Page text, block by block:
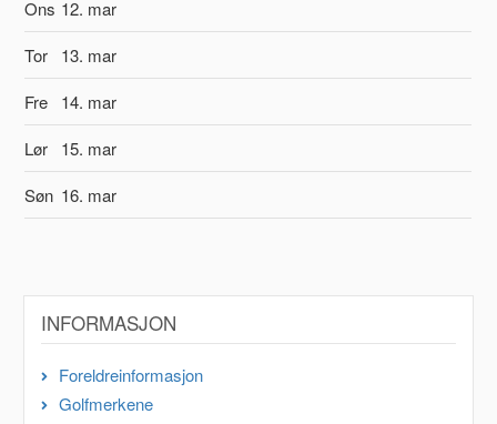
Ons 12. mar
Tor
13. mar
Fre
14. mar
Lør
15. mar
Søn 16. mar
INFORMASJON
Foreldreinformasjon
Golfmerkene